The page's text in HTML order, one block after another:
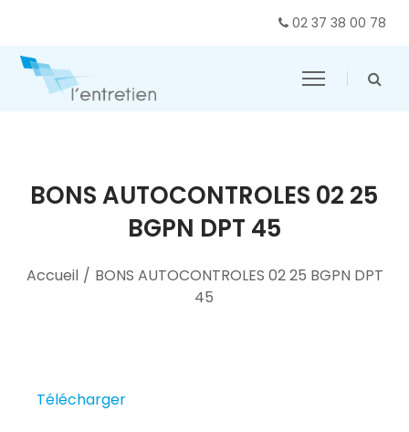
02 37 38 00 78
BONS AUTOCONTROLES 02 25
BGPN DPT 45
Accueil / BONS AUTOCONTROLES 02 25 BGPN DPT
45
Télécharger